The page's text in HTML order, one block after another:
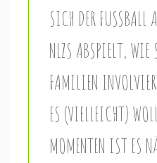
SICH DER FUSSBALL
ZS ABSPIELT, WIE
MILIEN INVOLVIERT
(VIELLEICHT)
MENTEN IST ES